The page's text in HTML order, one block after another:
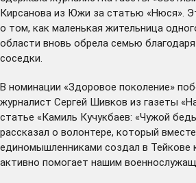
Кирсанова из Южи за статью «Нюся».
о том, как маленькая жительница
области вновь обрела семью
соседки.
В номинации «Здоровое поколение»
журналист Сергей Шивков из газеты
статье «Камиль Кучукбаев: «Чужой
рассказал о волонтере, который
единомышленниками создал в Тейкове
активно помогает нашим